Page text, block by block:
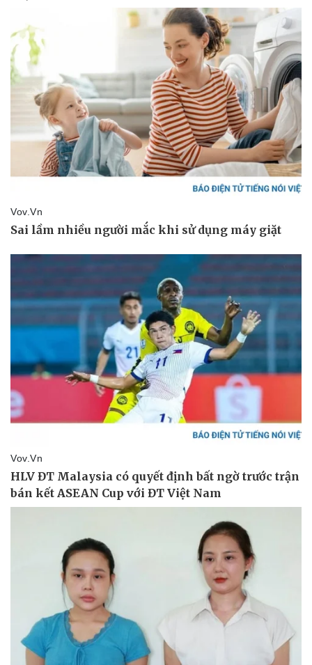
Vụ án
Tin nóng
Tư vấn luật
Quân sự - Quốc phòng
Phân tích